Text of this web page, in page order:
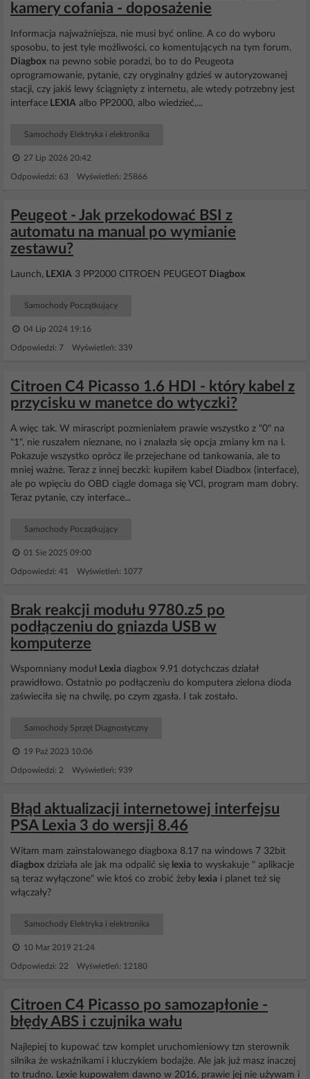
kamery cofania - doposażenie
Informacja najważniejsza, nie musi być online. A co do wyboru
sposobu, to jest tyle możliwości, co komentujących na tym forum.
Diagbox na pewno sobie poradzi, bo to do Peugeota
oprogramowanie, pytanie, czy oryginalny gdzieś w autoryzowanej
stacji, czy jakiś lewy ściągnięty z internetu, ale wtedy potrzebny jest
interface LEXIA albo PP2000, albo wiedzieć,...
Samochody Elektryka i elektronika
27 Lip 2026 20:42
Odpowiedzi: 63 Wyświetleń: 25866
Peugeot - Jak przekodować BSI z
automatu na manual po wymianie
zestawu?
Launch, LEXIA 3 PP2000 CITROEN PEUGEOT Diagbox
Samochody Początkujący
04 Lip 2024 19:16
Odpowiedzi: 7 Wyświetleń: 339
Citroen C4 Picasso 1.6 HDI - który kabel z
przycisku w manetce do wtyczki?
A więc tak. W mirascript pozmieniałem prawie wszystko z "0" na
"1", nie ruszałem nieznane, no i znalazła się opcja zmiany km na l.
Pokazuje wszystko oprócz ile przejechane od tankowania, ale to
mniej ważne. Teraz z innej beczki: kupiłem kabel Diadbox (interface),
ale po wpięciu do OBD ciągle domaga się VCI, program mam dobry.
Teraz pytanie, czy interface...
Samochody Początkujący
01 Sie 2025 09:00
Odpowiedzi: 41 Wyświetleń: 1077
Brak reakcji modułu 9780.z5 po
podłączeniu do gniazda USB w
komputerze
Wspomniany moduł Lexia diagbox 9.91 dotychczas działał
prawidłowo. Ostatnio po podłączeniu do komputera zielona dioda
zaświeciła się na chwilę, po czym zgasła. I tak zostało.
Samochody Sprzęt Diagnostyczny
19 Paź 2023 10:06
Odpowiedzi: 2 Wyświetleń: 939
Błąd aktualizacji internetowej interfejsu
PSA Lexia 3 do wersji 8.46
Witam mam zainstalowanego diagboxa 8.17 na windows 7 32bit
diagbox dziziała ale jak ma odpalić się lexia to wyskakuje " aplikacje
są teraz wyłączone" wie ktoś co zrobić żeby lexia i planet też się
włączały?
Samochody Elektryka i elektronika
10 Mar 2019 21:24
Odpowiedzi: 22 Wyświetleń: 12180
Citroen C4 Picasso po samozapłonie -
błędy ABS i czujnika wału
Najlepiej to kupować tzw komplet uruchomieniowy tzn sterownik
silnika że wskaźnikami i kluczykiem bodajże. Ale jak już masz inaczej
to trudno. Lexie kupowałem dawno w 2016, prawie jej nie używam i